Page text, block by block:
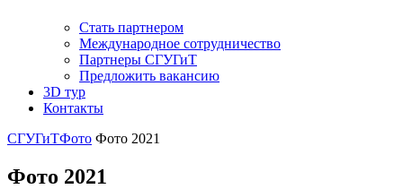
Стать партнером
Международное сотрудничество
Партнеры СГУГиТ
Предложить вакансию
3D тур
Контакты
СГУГиТФото Фото 2021
Фото 2021